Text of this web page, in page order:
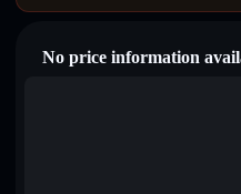
No price information